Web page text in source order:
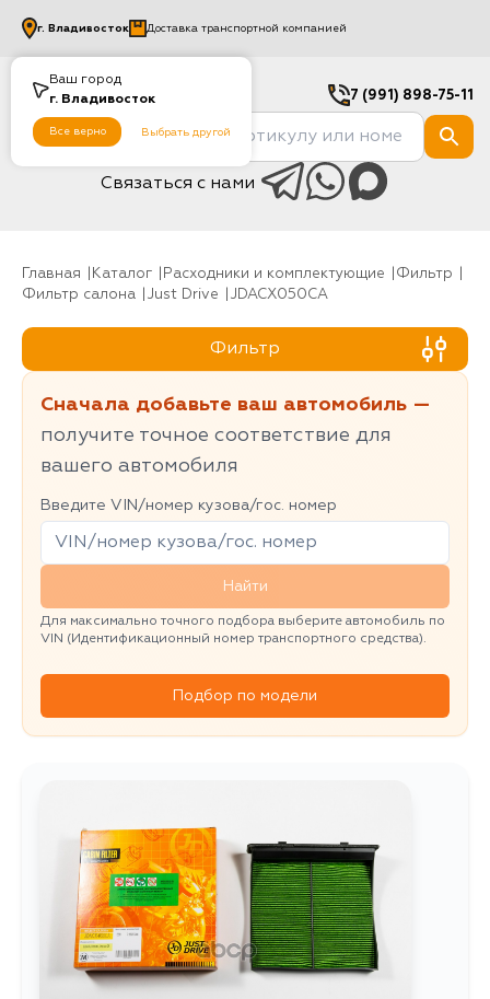
Ваш город
г. Владивосток
Все верно Выбрать другой
г. Владивосток Доставка транспортной компанией
7 (991) 898-75-11
Связаться с нами
Главная Каталог Расходники и комплектующие
фильтр
Фильтр салона
Just Drive JDACX050CA
Фильтр
Сначала добавьте ваш автомобиль —
получите точное соответствие для
вашего автомобиля
Введите VIN/номер кузова/гос. номер
Найти
Для максимально точного подбора выберите автомобиль по
VIN (Идентификационный номер транспортного средства).
Подбор по модели